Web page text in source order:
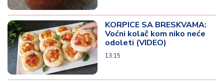
KORPICE SA BRESKVAMA:
Voćni kolač kom niko neće
odoleti (VIDEO)
13:15